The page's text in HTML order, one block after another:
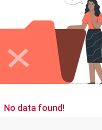
No data found!